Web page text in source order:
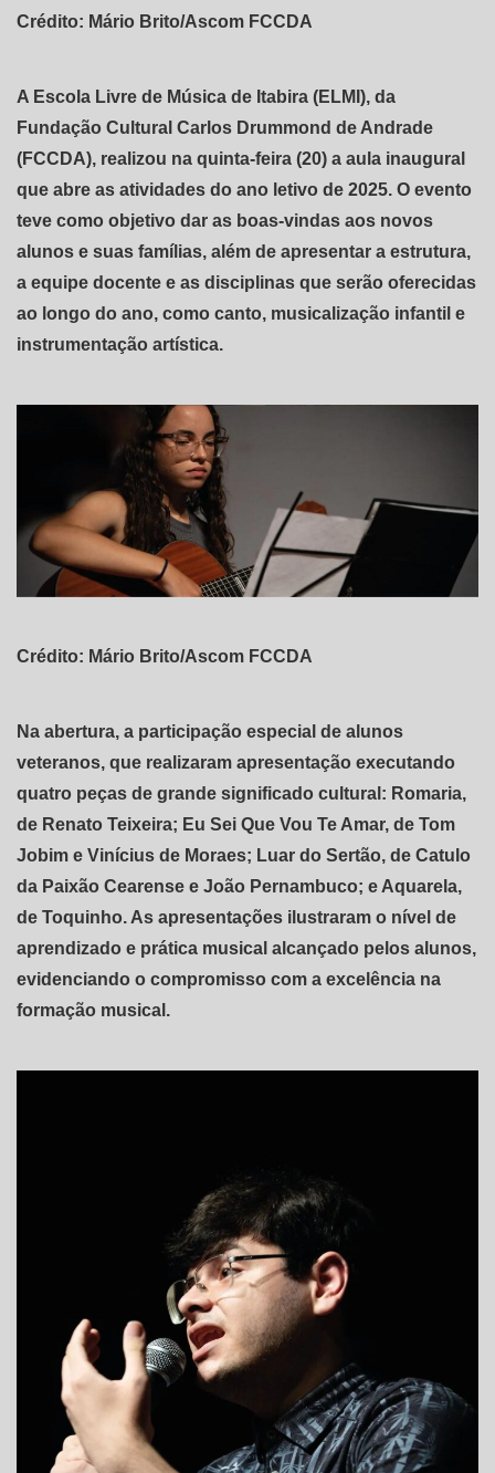
Crédito: Mário Brito/Ascom FCCDA
A Escola Livre de Música de Itabira (ELMI), da
Fundação Cultural Carlos Drummond de Andrade
(FCCDA), realizou na quinta-feira (20) a aula inaugural
que abre as atividades do ano letivo de 2025. O evento
teve como objetivo dar as boas-vindas aos novos
alunos e suas famílias, além de apresentar a estrutura,
a equipe docente e as disciplinas que serão oferecidas
ao longo do ano, como canto, musicalização infantil e
instrumentação artística.
Crédito: Mário Brito/Ascom FCCDA
Na abertura, a participação especial de alunos
veteranos, que realizaram apresentação executando
quatro peças de grande significado cultural: Romaria,
de Renato Teixeira; Eu Sei Que Vou Te Amar, de Tom
Jobim e Vinícius de Moraes; Luar do Sertão, de Catulo
da Paixão Cearense e João Pernambuco; e Aquarela,
de Toquinho. As apresentações ilustraram o nível de
aprendizado e prática musical alcançado pelos alunos,
evidenciando o compromisso com a excelência na
formação musical.